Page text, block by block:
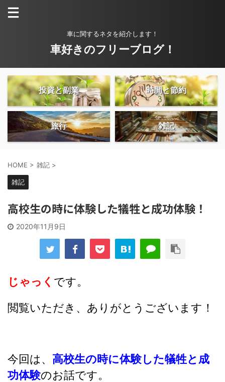
車に関するネタを紹介します！
車好きのフリーブログ！
投資と副業 時間と節約
旅行 雑記
HOME > 雑記 >
雑記
高校生の時に体験した犠牲と成功体験！
2020年11月9日
じゃっく です。
閲覧いただき、ありがとうございます！
今回は、 高校生の時に体験した犠牲と成
功体験のお話です。